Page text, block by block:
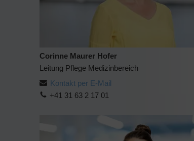
Corinne Maurer Hofer
Leitung Pflege Medizinbereich
Kontakt per E-Mail
+41 31 63 2 17 01